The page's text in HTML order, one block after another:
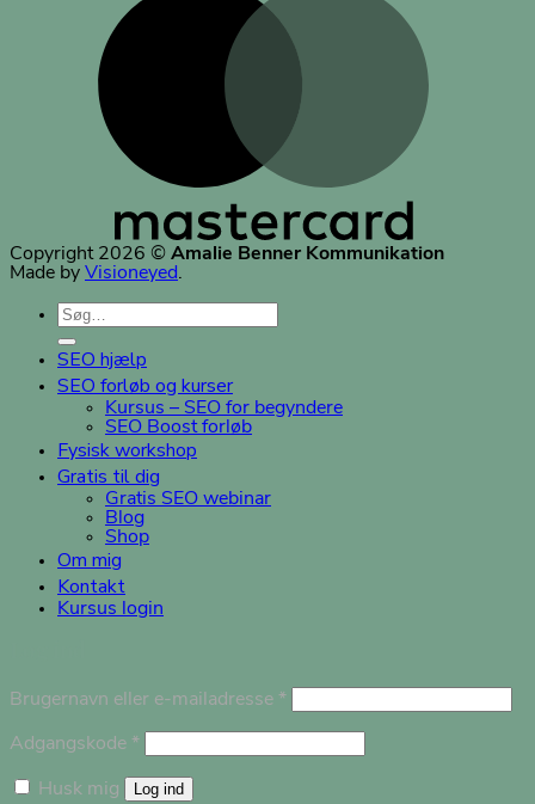
Copyright 2026 © Amalie Benner Kommunikation
Made by Visioneyed.
Søg
efter:
SEO hjælp
SEO forløb og kurser
Kursus – SEO for begyndere
SEO Boost forløb
Fysisk workshop
Gratis til dig
Gratis SEO webinar
Blog
Shop
Om mig
Kontakt
Kursus login
Brugernavn eller e-mailadresse *Påkrævet
Adgangskode *Påkrævet
Husk mig Log ind